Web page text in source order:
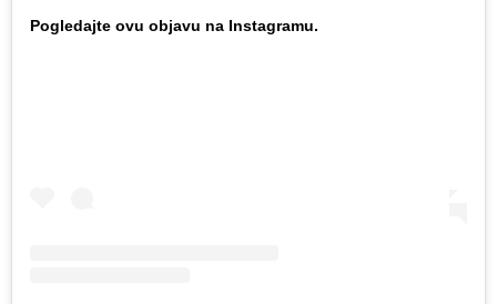
Pogledajte ovu objavu na Instagramu.